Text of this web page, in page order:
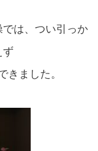
は、つい引っか
ず
きました。